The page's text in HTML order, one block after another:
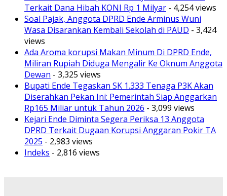
Terkait Dana Hibah KONI Rp 1 Milyar - 4,254 views
Soal Pajak, Anggota DPRD Ende Arminus Wuni
Wasa Disarankan Kembali Sekolah di PAUD - 3,424
views
Ada Aroma korupsi Makan Minum Di DPRD Ende,
Miliran Rupiah Diduga Mengalir Ke Oknum Anggota
Dewan - 3,325 views
Bupati Ende Tegaskan SK 1.333 Tenaga P3K Akan
Diserahkan Pekan Ini: Pemerintah Siap Anggarkan
Rp165 Miliar untuk Tahun 2026 - 3,099 views
Kejari Ende Diminta Segera Periksa 13 Anggota
DPRD Terkait Dugaan Korupsi Anggaran Pokir TA
2025 - 2,983 views
Indeks - 2,816 views